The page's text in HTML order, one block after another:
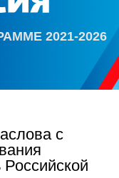
2021-2026
с